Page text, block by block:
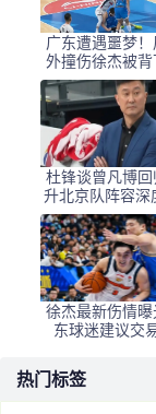
广东遭遇噩梦
外撞伤徐杰被背
伤情或致球队进
困境
杜锋谈曾凡博
升北京队阵容深
他远离伤病助
徐杰最新伤情
东球迷建议交
卫，江苏与爱德
热门标签